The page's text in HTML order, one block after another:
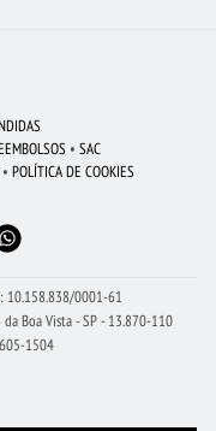
JUNDIAÍ
MANAUS
• SAC
• POLÍTICA DE COOKIES
10.158.838/0001-61
Boa Vista - SP - 13.870-110
1504